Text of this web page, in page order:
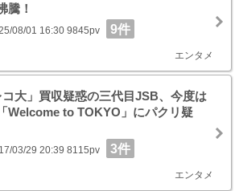
騰！
08/01 16:30 9845pv 9件
エンタメ
コ大」買収疑惑の三代目JSB、今度は
Welcome to TOKYO」にパクリ疑
03/29 20:39 8115pv 3件
エンタメ